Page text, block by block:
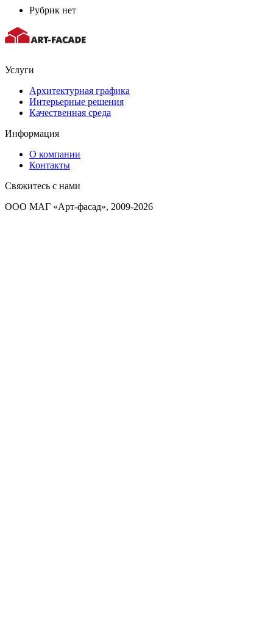
Рубрик нет
Услуги
Архитектурная графика
Интерьерные решения
Качественная среда
Информация
О компании
Контакты
Свяжитесь с нами
ООО МАГ «Арт-фасад», 2009-2026